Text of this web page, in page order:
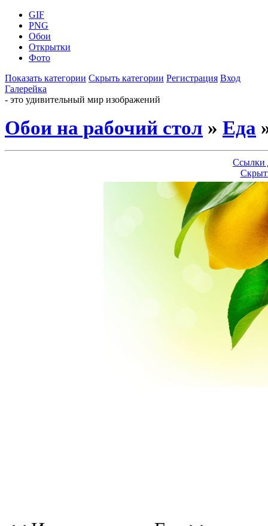
GIF
PNG
Обои
Открытки
Фото
Показать категории Скрыть категории Регистрация Вход
Галерейка
- это удивительный мир изображений
Обои на рабочий стол » Еда
Ссылки